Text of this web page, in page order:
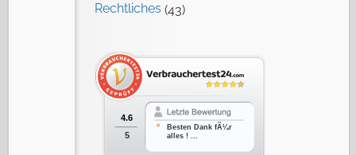
Rechtliches (43)
4.6
5
Besten Dank fÃ¼r
alles ! ...